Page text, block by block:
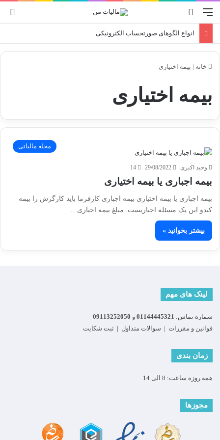
منو
انواع الگوهای صورتحساب الکترونیکی
خانه | بیمه اختیاری
بیمه اختیاری
مجله مالیاتی
وحید اکبری 29/08/2022
14
بیمه اجباری یا بیمه اختیاری
بیمه اجباری یا بیمه اختیاری بیمه اجباری کارفرما باید کارگرش را بیمه
کندو این یک مسئله اجباریست. مبلغ بیمه اجباری…
بیشتر بخوانید »
لینک های مهم
شماره تماس: 01144445321 و 09113252050
قوانین و مقررات | سوالات متداول | ثبت شکایت
زمان بندی
همه روزه ساعت: 8 الی 14
مجوزها